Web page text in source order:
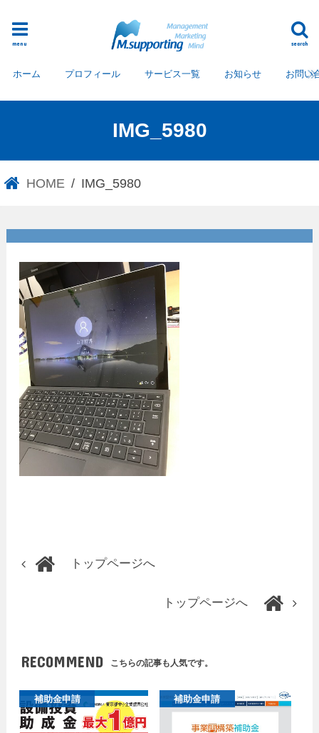
search
menu
ホーム プロフィール サービス一覧 お知らせ お問い
IMG_5980
HOME IMG_5980
トップページへ
トップページへ
RECOMMEND こちらの記事も人気です。
補助金申請 補助金申請